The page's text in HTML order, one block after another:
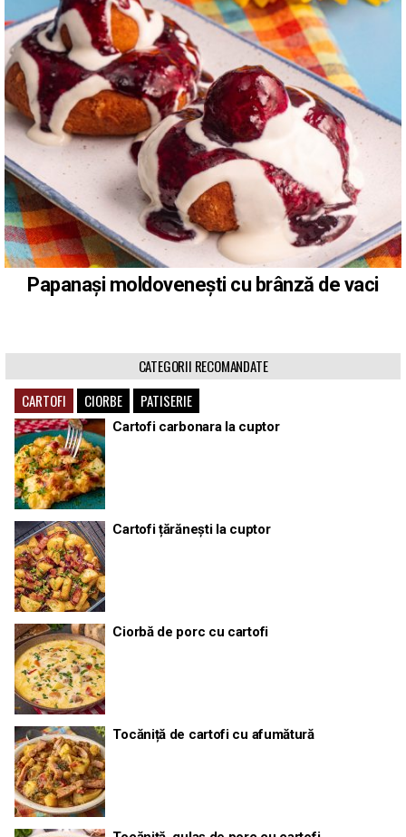
Papanași moldovenești cu brânză de vaci
CATEGORII RECOMANDATE
CARTOFI
CIORBE PATISERIE
Cartofi carbonara la cuptor
Cartofi țărănești la cuptor
Ciorbă de porc cu cartofi
Tocăniță de cartofi cu afumătură